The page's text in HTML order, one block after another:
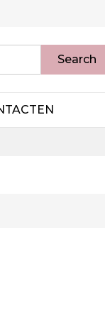
Search